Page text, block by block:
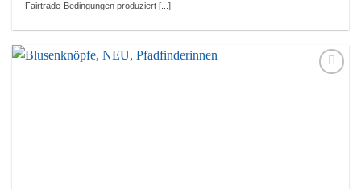
Fairtrade-Bedingungen produziert [...]